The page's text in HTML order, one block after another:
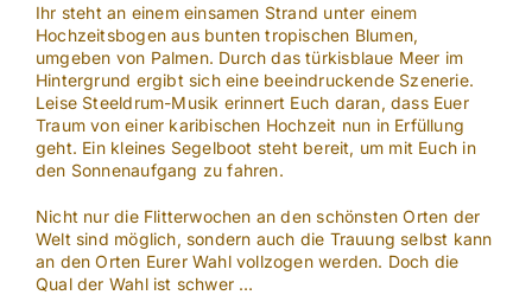
Ihr steht an einem einsamen Strand unter einem
Hochzeitsbogen aus bunten tropischen Blumen,
umgeben von Palmen. Durch das türkisblaue Meer im
Hintergrund ergibt sich eine beeindruckende Szenerie.
Leise Steeldrum-Musik erinnert Euch daran, dass Euer
Traum von einer karibischen Hochzeit nun in Erfüllung
geht. Ein kleines Segelboot steht bereit, um mit Euch in
den Sonnenaufgang zu fahren.
Nicht nur die Flitterwochen an den schönsten Orten der
Welt sind möglich, sondern auch die Trauung selbst kann
an den Orten Eurer Wahl vollzogen werden. Doch die
Qual der Wahl ist schwer …